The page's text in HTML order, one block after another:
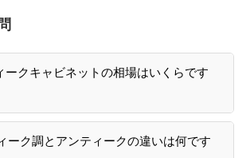
ークキャビネットの相場はいくらです
ーク調とアンティークの違いは何です